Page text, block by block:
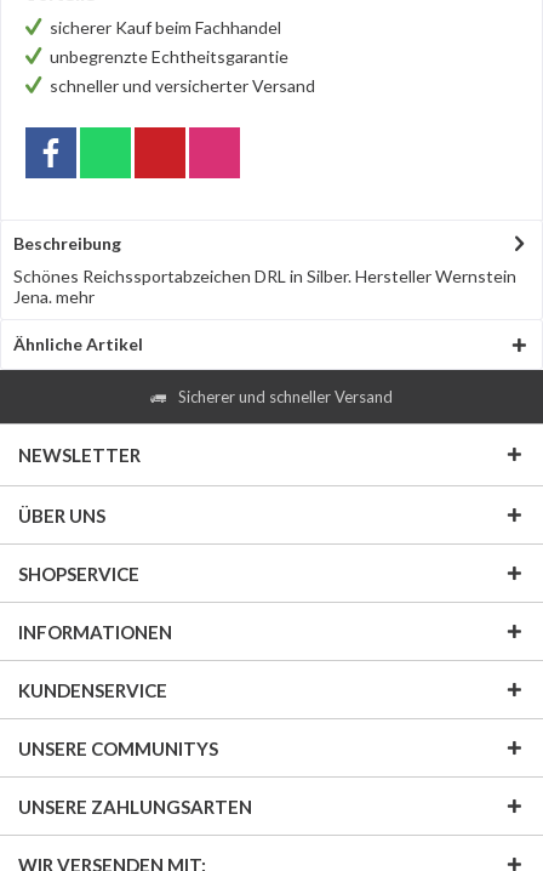
sicherer Kauf beim Fachhandel
unbegrenzte Echtheitsgarantie
schneller und versicherter Versand
Beschreibung
Schönes Reichssportabzeichen DRL in Silber. Hersteller Wernstein
Jena.mehr
Ähnliche Artikel
Sicherer und schneller Versand
NEWSLETTER
ÜBER UNS
SHOPSERVICE
INFORMATIONEN
KUNDENSERVICE
UNSERE COMMUNITYS
UNSERE ZAHLUNGSARTEN
WIR VERSENDEN MIT: